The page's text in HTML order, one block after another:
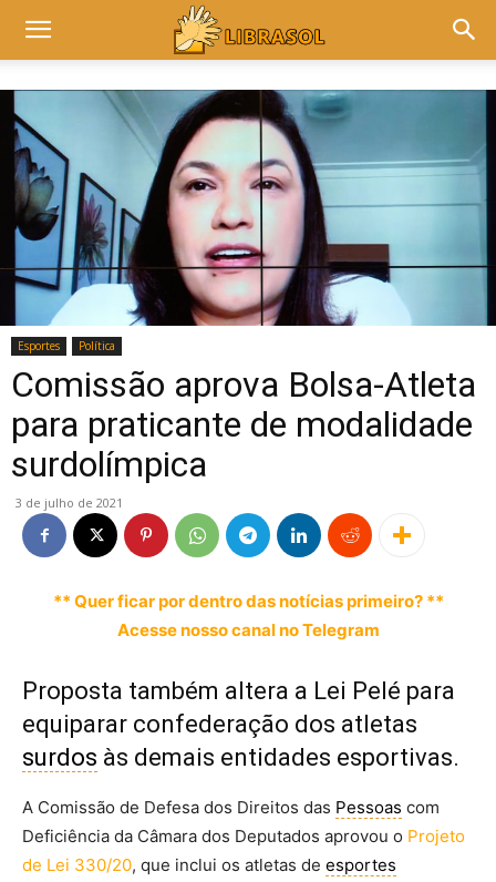
Esportes Política
Comissão aprova Bolsa-Atleta
para praticante de modalidade
surdolímpica
3 de julho de 2021
** Quer ficar por dentro das notícias primeiro? **
Acesse nosso canal no Telegram
Proposta também altera a Lei Pelé para
equiparar confederação dos atletas
surdos às demais entidades esportivas.
A Comissão de Defesa dos Direitos das Pessoas com
Deficiência da Câmara dos Deputados aprovou o Projeto
de Lei 330/20, que inclui os atletas de esportes